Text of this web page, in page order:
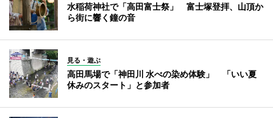
水稲荷神社で「高田富士祭」 富士塚登拝、山頂か
ら街に響く鐘の音
見る・遊ぶ
高田馬場で「神田川 水べの染め体験」 「いい夏
休みのスタート」と参加者